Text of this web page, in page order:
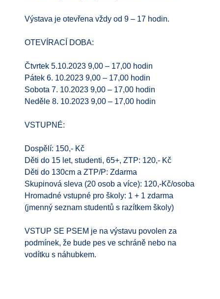
Výstava je otevřena vždy od 9 – 17 hodin.
OTEVÍRACÍ DOBA:
Čtvrtek 5.10.2023 9,00 – 17,00 hodin
Pátek 6. 10.2023 9,00 – 17,00 hodin
Sobota 7. 10.2023 9,00 – 17,00 hodin
Neděle 8. 10.2023 9,00 – 17,00 hodin
VSTUPNÉ:
Dospělí: 150,- Kč
Děti do 15 let, studenti, 65+, ZTP: 120,- Kč
Děti do 130cm a ZTP/P: Zdarma
Skupinová sleva (20 osob a více): 120,-Kč/osoba
Hromadné vstupné pro školy: 1 + 1 zdarma
(jmenný seznam studentů s razítkem školy)
VSTUP SE PSEM je na výstavu povolen za
podmínek, že bude pes ve schráně nebo na
vodítku s náhubkem.